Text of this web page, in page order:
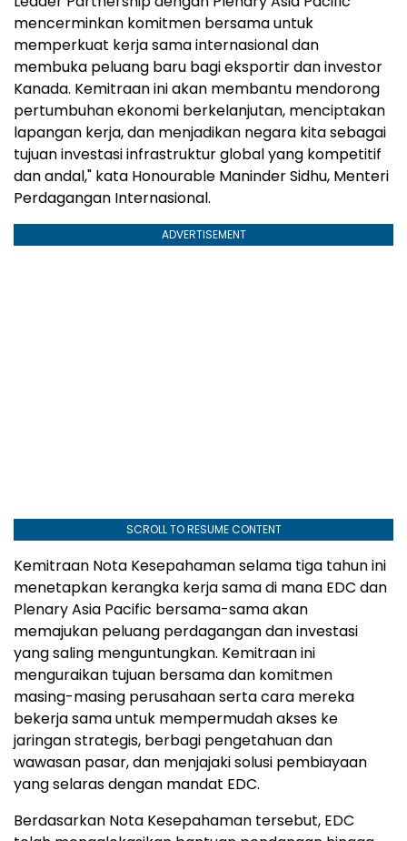
mencerminkan komitmen bersama untuk
memperkuat kerja sama internasional dan
membuka peluang baru bagi eksportir dan investor
Kanada. Kemitraan ini akan membantu mendorong
pertumbuhan ekonomi berkelanjutan, menciptakan
lapangan kerja, dan menjadikan negara kita sebagai
tujuan investasi infrastruktur global yang kompetitif
dan andal," kata Honourable Maninder Sidhu, Menteri
Perdagangan Internasional.
ADVERTISEMENT
SCROLL TO RESUME CONTENT
Kemitraan Nota Kesepahaman selama tiga tahun ini
menetapkan kerangka kerja sama di mana EDC dan
Plenary Asia Pacific bersama-sama akan
memajukan peluang perdagangan dan investasi
yang saling menguntungkan. Kemitraan ini
menguraikan tujuan bersama dan komitmen
masing-masing perusahaan serta cara mereka
bekerja sama untuk mempermudah akses ke
jaringan strategis, berbagi pengetahuan dan
wawasan pasar, dan menjajaki solusi pembiayaan
yang selaras dengan mandat EDC.
Berdasarkan Nota Kesepahaman tersebut, EDC